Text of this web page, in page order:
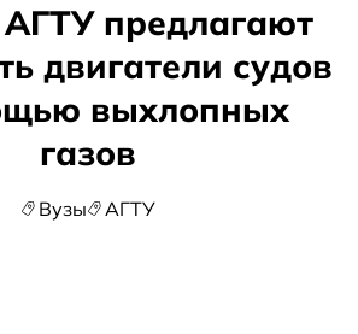
предлагают
двигатели судов
выхлопных
газов
Вузы АГТУ